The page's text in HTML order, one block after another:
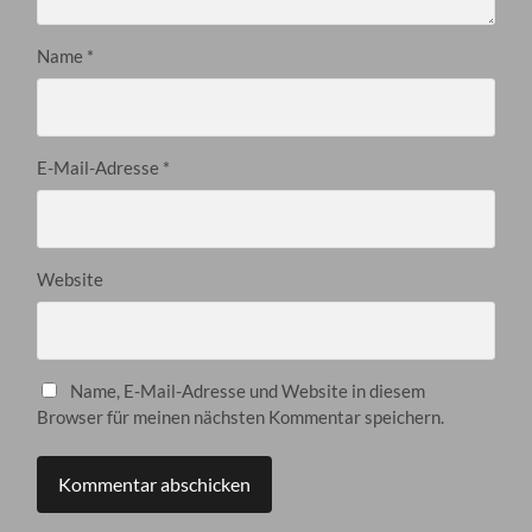
Name *
E-Mail-Adresse *
Website
Name, E-Mail-Adresse und Website in diesem
Browser für meinen nächsten Kommentar speichern.